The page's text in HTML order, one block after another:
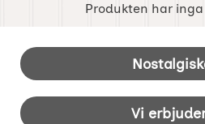
Produkten har
Sidfot Blandad info
Vi